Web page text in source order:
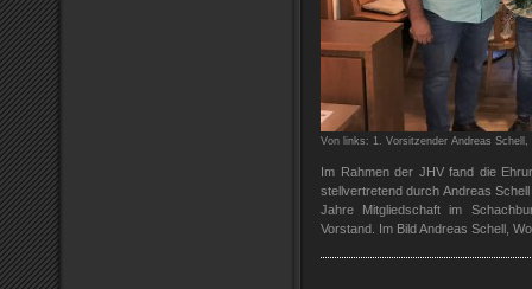
Von links: 1. Vorsitzender Andreas
Im Rahmen der JHV fand die
stellvertretend durch Andreas
Jahre Mitgliedschaft im
Vorstand. Im Bild Andreas Schell,